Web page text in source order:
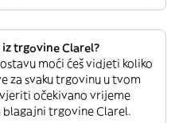
trgovine Clarel?
moći ćeš vidjeti koliko
za svaku trgovinu u tvom
očekivano vrijeme
blagajni trgovine Clarel.